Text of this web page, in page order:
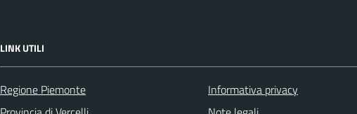
LINK UTILI
Regione Piemonte
Informativa privacy